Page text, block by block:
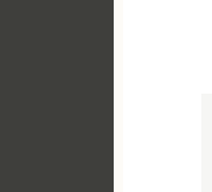
skåpluckor och en
ovanför
känsla, medan lådor
bidrar till ett
köket med